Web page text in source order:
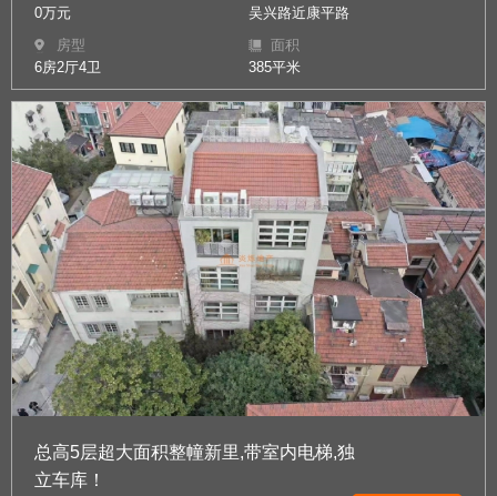
0万元
吴兴路近康平路
房型
6房2厅4卫
面积
385平米
总高5层超大面积整幢新里,带室内电梯,独
立车库！